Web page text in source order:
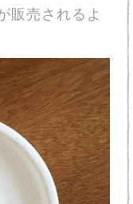
販売されるよ